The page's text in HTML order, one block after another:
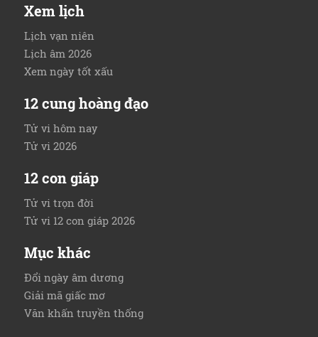
Xem lịch
Lịch vạn niên
Lịch âm 2026
Xem ngày tốt xấu
12 cung hoàng đạo
Tử vi hôm nay
Tử vi 2026
12 con giáp
Tử vi trọn đời
Tử vi 12 con giáp 2026
Mục khác
Đổi ngày âm dương
Giải mã giấc mơ
Văn khấn truyền thống